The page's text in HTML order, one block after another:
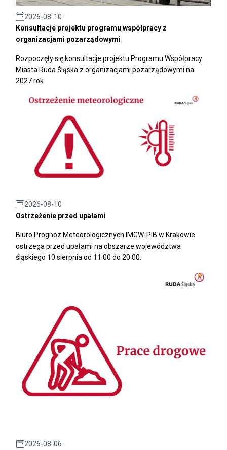
2026-08-10
Konsultacje projektu programu współpracy z
organizacjami pozarządowymi
Rozpoczęły się konsultacje projektu Programu Współpracy
Miasta Ruda Śląska z organizacjami pozarządowymi na
2027 rok.
2026-08-10
Ostrzeżenie przed upałami
Biuro Prognoz Meteorologicznych IMGW-PIB w Krakowie
ostrzega przed upałami na obszarze województwa
śląskiego 10 sierpnia od 11:00 do 20:00.
2026-08-06